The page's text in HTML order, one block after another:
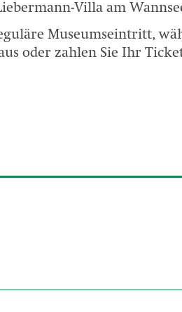
Villa am
Museumseintritt,
oder zahlen Sie Ihr